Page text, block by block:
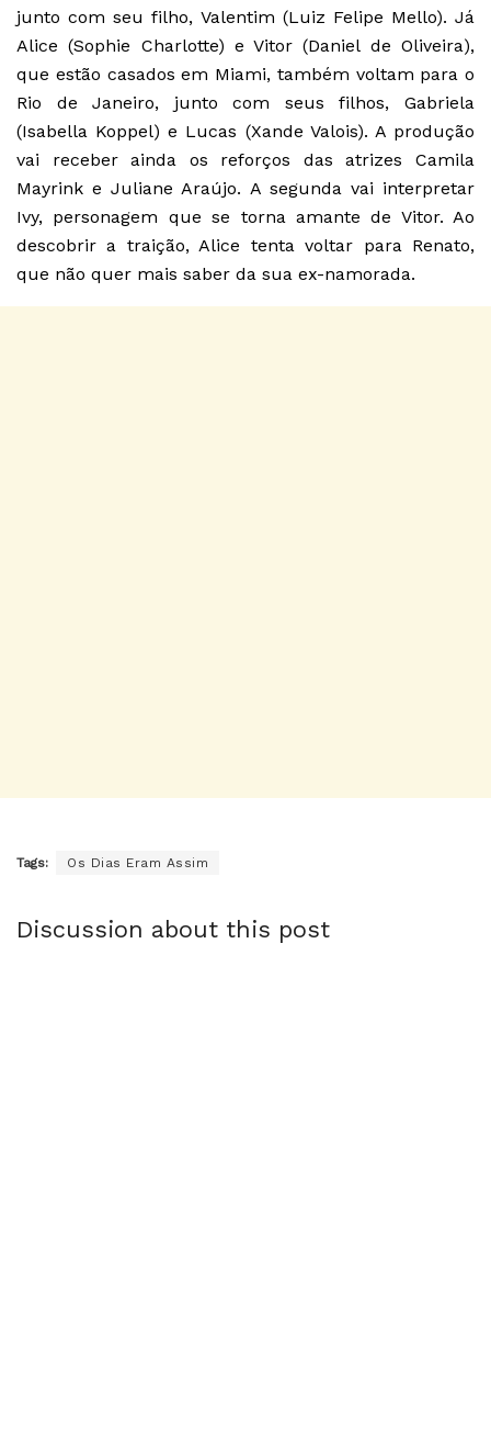
junto com seu filho, Valentim (Luiz Felipe Mello). Já
Alice (Sophie Charlotte) e Vitor (Daniel de Oliveira),
que estão casados em Miami, também voltam para o
Rio de Janeiro, junto com seus filhos, Gabriela
(Isabella Koppel) e Lucas (Xande Valois). A produção
vai receber ainda os reforços das atrizes Camila
Mayrink e Juliane Araújo. A segunda vai interpretar
Ivy, personagem que se torna amante de Vitor. Ao
descobrir a traição, Alice tenta voltar para Renato,
que não quer mais saber da sua ex-namorada.
Tags: Os Dias Eram Assim
Discussion about this post